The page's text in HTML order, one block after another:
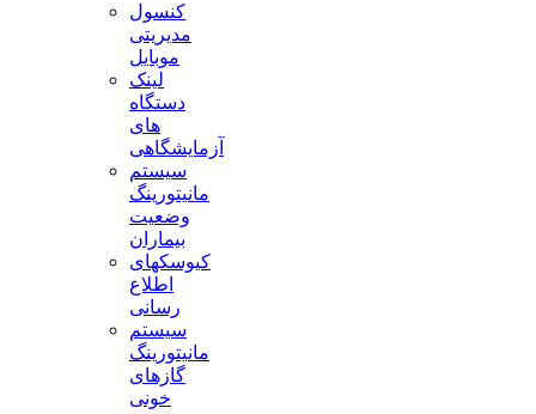
کنسول
مدیریتی
موبایل
لینک
دستگاه
های
آزمایشگاهی
سیستم
مانیتورینگ
وضعیت
بیماران
کیوسکهای
اطلاع
رسانی
سیستم
مانیتورینگ
گازهای
خونی